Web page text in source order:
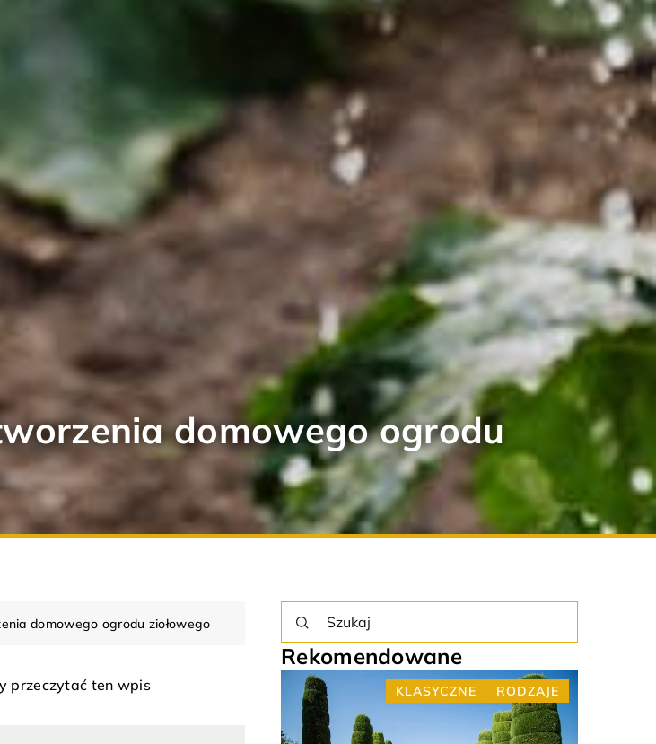
domowego ogrodu
domowego ogrodu ziołowego
przeczytać ten wpis
Rekomendowane
KLASYCZNE ARANŻACJA WNĘTRZ DOM